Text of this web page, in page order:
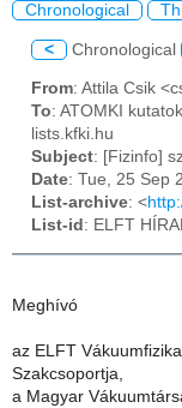
Chronological
< Chronological
From: Attila Csik
To: ATOMKI
lists.kfki.hu
Subject: [Fizinfo]
Date: Tue, 25 Sep
List-archive: <
List-id : ELFT
Meghívó
az ELFT
Szakcsoportja,
a Magyar